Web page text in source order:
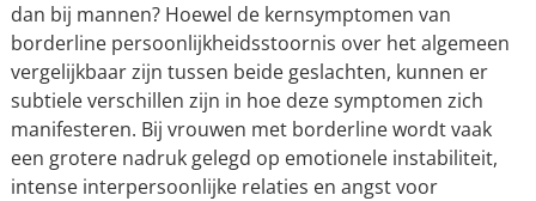
dan bij mannen? Hoewel de kernsymptomen van
borderline persoonlijkheidsstoornis over het algemeen
vergelijkbaar zijn tussen beide geslachten, kunnen er
subtiele verschillen zijn in hoe deze symptomen zich
manifesteren. Bij vrouwen met borderline wordt vaak
een grotere nadruk gelegd op emotionele instabiliteit,
intense interpersoonlijke relaties en angst voor